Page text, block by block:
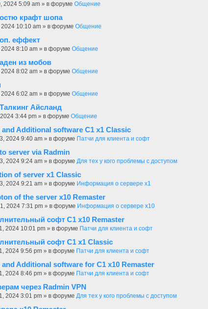
2024 5:09 am » в форуме Общение
крафт шопа
2024 10:10 am » в форуме Общение
еффект
8:10 am » в форуме Общение
из мобов
8:02 am » в форуме Общение
6:02 am » в форуме Общение
Айсланд
2024 3:44 pm » в форуме Общение
and Additional software C1 x1 Classic
2024 9:40 am » в форуме Патчи для клиента и софт
server via Radmin
2024 9:24 am » в форуме Для тех у кого проблемы с доступом
of server x1 Classic
2024 9:21 am » в форуме Информация о сервере x1
of the server x10 Remaster
2024 7:31 pm » в форуме Информация о сервере x10
софт C1 х10 Remaster
2024 10:01 pm » в форуме Патчи для клиента и софт
софт C1 x1 Classic
2024 9:56 pm » в форуме Патчи для клиента и софт
and Additional software for C1 x10 Remaster
2024 8:46 pm » в форуме Патчи для клиента и софт
через Radmin VPN
2024 3:01 pm » в форуме Для тех у кого проблемы с доступом